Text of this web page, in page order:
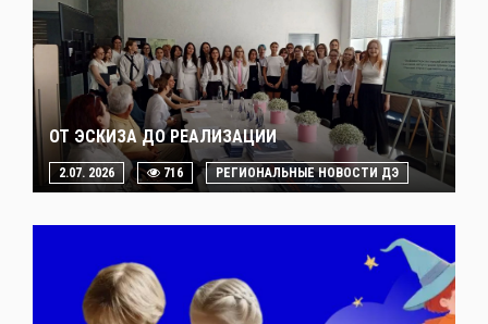
ОТ ЭСКИЗА ДО РЕАЛИЗАЦИИ
2.07. 2026 716 РЕГИОНАЛЬНЫЕ НОВОСТИ ДЭ